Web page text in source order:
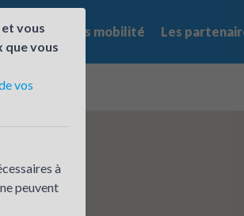
? Les offres mobilité Les
vous
que vous
vos
à
peuvent